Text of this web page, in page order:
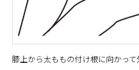
膝上から太ももの付け根に向かって